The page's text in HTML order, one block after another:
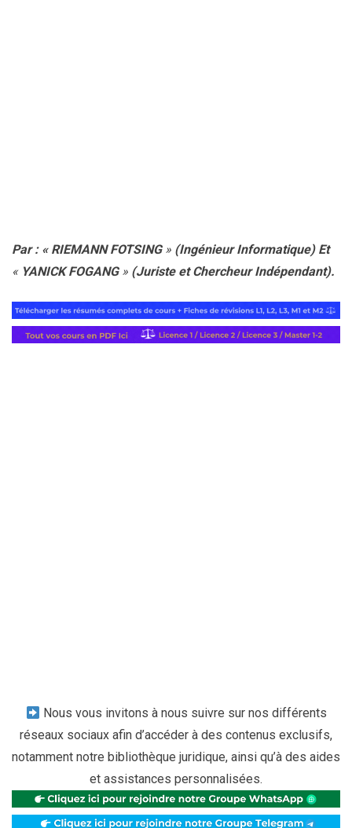
Par : « RIEMANN FOTSING» (Ingénieur Informatique) Et
« YANICK FOGANG» (Juriste et Chercheur Indépendant).
Nous vous invitons à nous suivre sur nos différents
réseaux sociaux afin d’accéder à des contenus exclusifs,
notamment notre bibliothèque juridique, ainsi qu’à des aides
et assistances personnalisées.